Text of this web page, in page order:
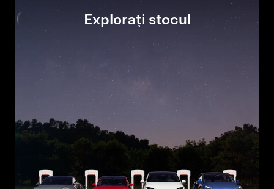
Explorați stocul